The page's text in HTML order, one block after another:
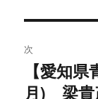
ビ
ゲ
の
投
稿:
次
の
【愛知
月) 梁貴